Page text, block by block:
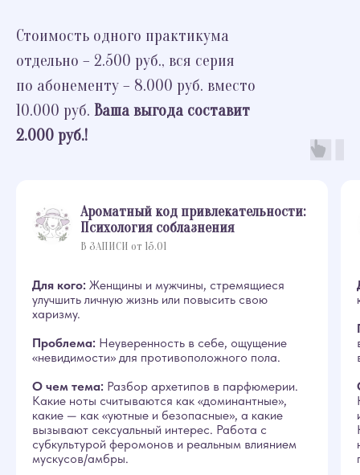
Стоимость одного практикума
отдельно – 2.500 руб., вся серия
по абонементу – 8.000 руб. вместо
10.000 руб. Ваша выгода составит
2.000 руб.!
Ароматный код привлекательности:
Психология соблазнения
В ЗАПИСИ от 15.01
Для кого: Женщины и мужчины, стремящиеся
улучшить личную жизнь или повысить свою
харизму.
Проблема: Неуверенность в себе, ощущение
«невидимости» для противоположного пола.
О чем тема: Разбор архетипов в парфюмерии.
Какие ноты считываются как «доминантные»,
какие — как «уютные и безопасные», а какие
вызывают сексуальный интерес. Работа с
субкультурой феромонов и реальным влиянием
мускусов/амбры.